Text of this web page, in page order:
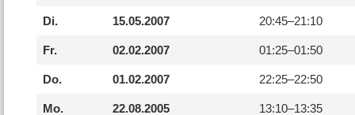
Di. 15.05.2007 20:45–21:10
Fr. 02.02.2007 01:25–01:50
Do. 01.02.2007 22:25–22:50
Mo. 22.08.2005 13:10–13:35